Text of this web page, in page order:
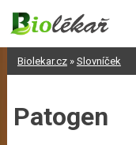
Skip
content
Biolekar.cz» Slovníček
Patogen